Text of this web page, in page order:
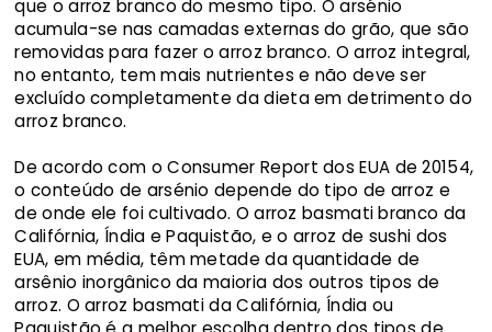
que o arroz branco do mesmo tipo. O arsénio
acumula-se nas camadas externas do grão, que são
removidas para fazer o arroz branco. O arroz integral,
no entanto, tem mais nutrientes e não deve ser
excluído completamente da dieta em detrimento do
arroz branco.
De acordo com o Consumer Report dos EUA de 20154,
o conteúdo de arsénio depende do tipo de arroz e
de onde ele foi cultivado. O arroz basmati branco da
Califórnia, Índia e Paquistão, e o arroz de sushi dos
EUA, em média, têm metade da quantidade de
arsênio inorgânico da maioria dos outros tipos de
arroz. O arroz basmati da Califórnia, Índia ou